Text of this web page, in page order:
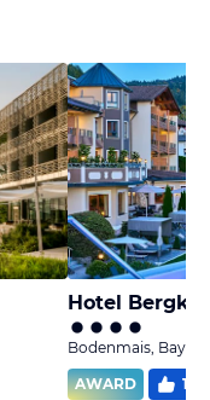
Hotel
Bodenmais, Bayern
AWARD
100